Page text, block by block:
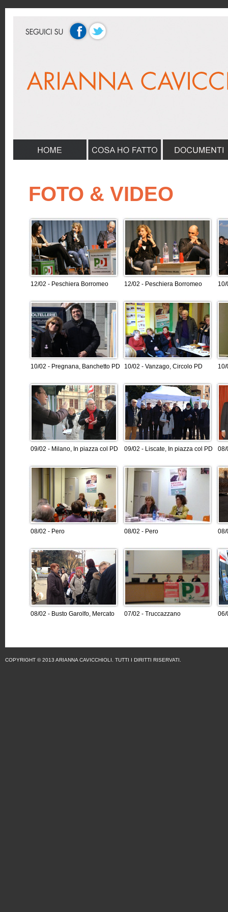
FOTO & VIDEO
12/02 - Peschiera Borromeo 12/02 - Peschiera Borromeo
10/02 - Pregnana, Banchetto PD 10/02 - Vanzago, Circolo PD
09/02 - Milano, In piazza col PD 09/02 - Liscate, In piazza col PD 08/
08/02 - Pero 08/02 - Pero 08/
08/02 - Busto Garolfo, Mercato 07/02 - Truccazzano 06/
COPYRIGHT © 2013 ARIANNA CAVICCHIOLI. TUTTI I DIRITTI RISERVATI.